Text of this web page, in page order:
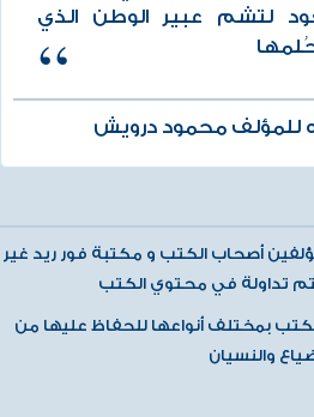
لتشم عبير الوطن الذي
للمؤلف محمود درويش
أصحاب الكتب و مكتبة فور ريد غير
تداولة في محتوي الكتب
بمختلف أنواعها للحفاظ عليها من
والنسيان